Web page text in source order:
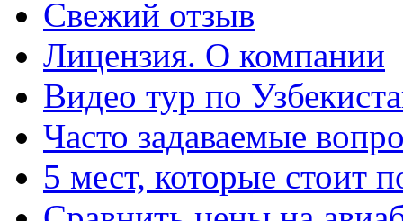
Свежий отзыв
Лицензия. О компании
Видео тур по
Часто задаваемые
5 мест, которые стоит